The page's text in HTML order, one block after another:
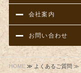
会社案内
お問い合わせ
HOME≫ よくあるご質問 ≫